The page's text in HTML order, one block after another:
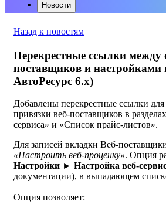
Новости
Назад к новостям
Перекрестные ссылки между
поставщиков и настройками
АвтоРесурс 6.х)
Добавлены перекрестные ссылки
привязки веб-поставщиков в
сервиса» и «Список прайс-листов».
Для записей вкладки Веб-
«Настроить веб-проценку». Опция
Настройки ► Настройка веб-
документации), в выпадающем
Опция позволяет: